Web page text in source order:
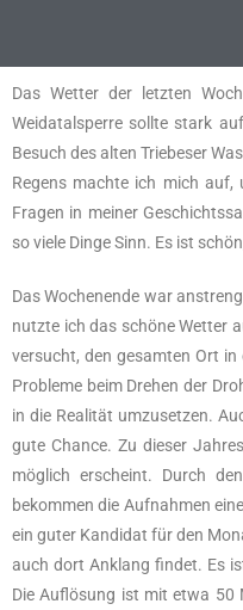
Das Wetter der letzten
Weidatalsperre sollte stark
Besuch des alten Triebeser
Regens machte ich mich
Fragen in meiner
so viele Dinge Sinn. Es ist
Das Wochenende war
nutzte ich das schöne Wetter
versucht, den gesamten Ort
Probleme beim Drehen der
in die Realität umzusetzen.
gute Chance. Zu dieser
möglich erscheint. Durch
bekommen die Aufnahmen
ein guter Kandidat für den
auch dort Anklang findet. Es
Die Auflösung ist mit etwa 50